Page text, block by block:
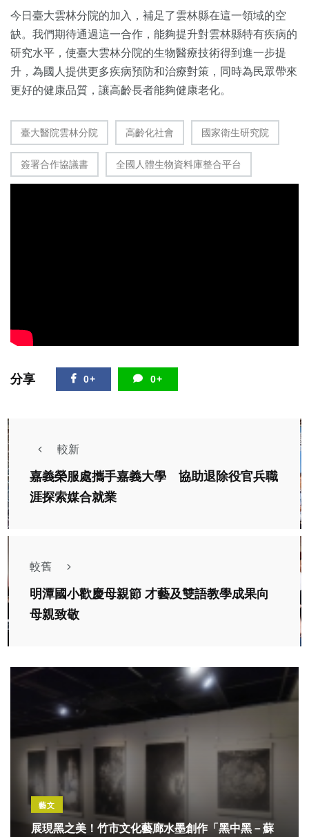
今日臺大雲林分院的加入，補足了雲林縣在這一領域的空
缺。我們期待通過這一合作，能夠提升對雲林縣特有疾病的
研究水平，使臺大雲林分院的生物醫療技術得到進一步提
升，為國人提供更多疾病預防和治療對策，同時為民眾帶來
更好的健康品質，讓高齡長者能夠健康老化。
臺大醫院雲林分院 高齡化社會 國家衛生研究院
簽署合作協議書 全國人體生物資料庫整合平台
分享 0+ 0+
較新
嘉義榮服處攜手嘉義大學 協助退除役官兵職
涯探索媒合就業
較舊
明潭國小歡慶母親節 才藝及雙語教學成果向
母親致敬
藝文
展現黑之美！竹市文化藝廊水墨創作「黑中黑－蘇